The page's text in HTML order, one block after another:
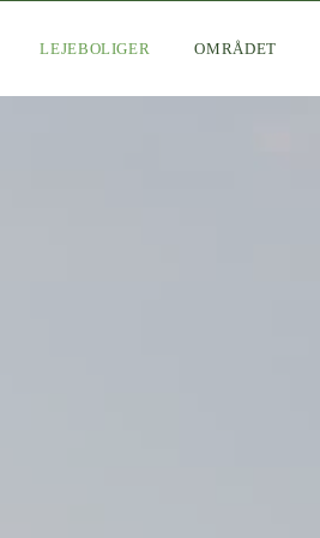
LEJEBOLIGER OMRÅDET